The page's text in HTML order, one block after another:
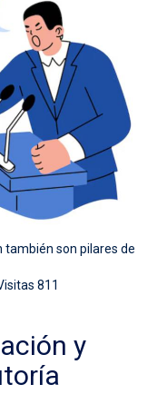
también son pilares de
811
y